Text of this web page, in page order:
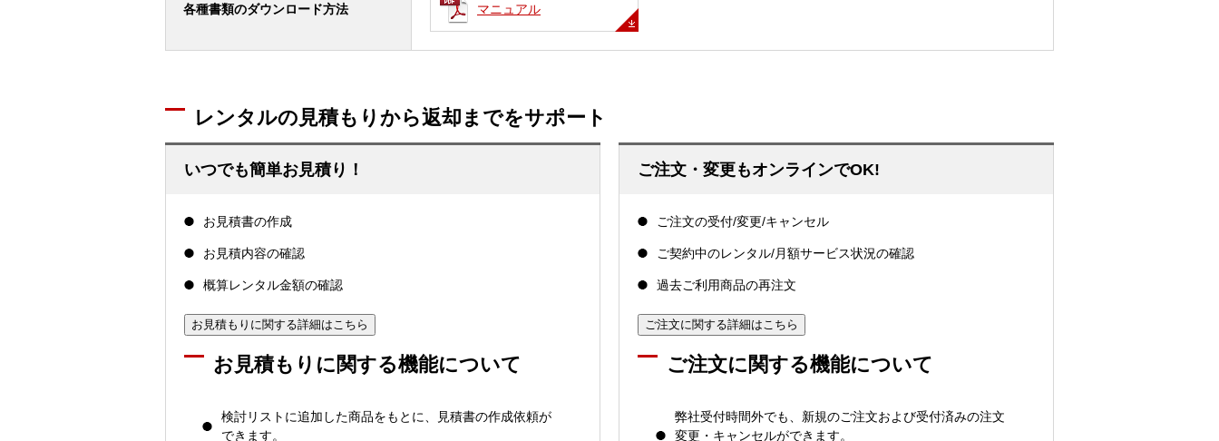
各種書類のダウンロード方法 マニュアル
レンタルの見積もりから返却までをサポート
いつでも簡単お見積り！
お見積書の作成
お見積内容の確認
概算レンタル金額の確認
お見積もりに関する詳細はこちら
お見積もりに関する機能について
検討リストに追加した商品をもとに、見積書の作成依頼が
できます。
ご注文・変更もオンラインでOK!
ご注文の受付/変更/キャンセル
ご契約中のレンタル/月額サービス状況の確認
過去ご利用商品の再注文
ご注文に関する詳細はこちら
ご注文に関する機能について
弊社受付時間外でも、新規のご注文および受付済みの注文
変更・キャンセルができます。